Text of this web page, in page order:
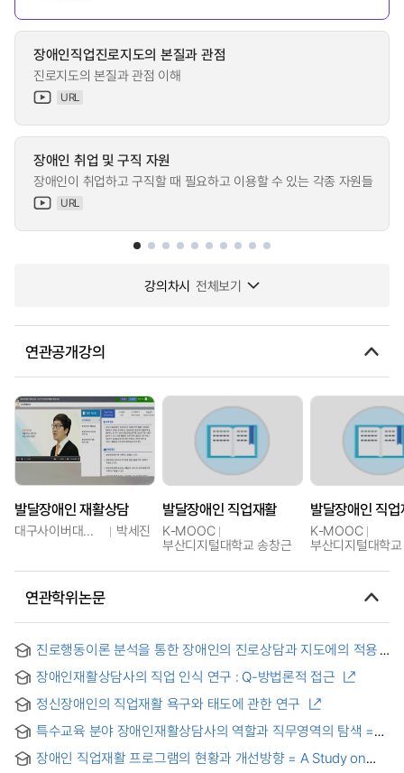
장애인직업진로지도의 본질과 관점
진로지도의 본질과 관점 이해
URL
장애인 취업 및 구직 자원
장애인이 취업하고 구직할 때 필요하고 이용할 수 있는 각종 자원들
URL
강의차시 전체보기
연관공개강의
발달장애인 재활상담
대구사이버대학교 박세진
발달장애인 직업재활
K-MOOC
부산디지털대학교 송창근
발달장애인 직
K-MOOC
부산디지털대학
연관학위논문
진로행동이론 분석을 통한 장애인의 진로상담과 지도에의 적용
장애인재활상담사의 직업 인식 연구 : Q-방법론적 접근
정신장애인의 직업재활 욕구와 태도에 관한 연구
특수교육 분야 장애인재활상담사의 역할과 직무영역의 탐색 =
Counselors in Special Education
장애인 직업재활 프로그램의 현황과 개선방향 = A Study on